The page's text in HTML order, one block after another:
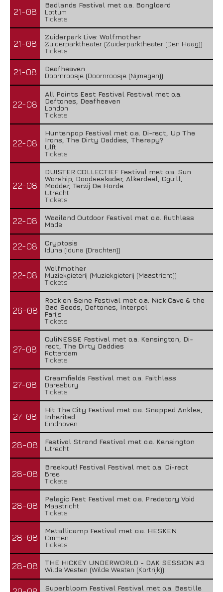
21-08
Badlands Festival met o.a. Bongloard
Lottum
Tickets
21-08
Zuiderpark Live: Wolfmother
Zuiderparktheater (Zuiderparktheater (Den Haag))
Tickets
21-08
Deafheaven
Doornroosje (Doornroosje (Nijmegen))
22-08
All Points East Festival Festival met o.a.
Deftones, Deafheaven
London
Tickets
22-08
Huntenpop Festival met o.a. Di-rect, Up The
Irons, The Dirty Daddies, Therapy?
Ulft
Tickets
22-08
DUISTER COLLECTIEF Festival met o.a. Sun
Worship, Doodseskader, Alkerdeel, Ggu:ll,
Modder, Terzij De Horde
Utrecht
Tickets
22-08
Waailand Outdoor Festival met o.a. Ruthless
Made
22-08
Cryptosis
Iduna (Iduna (Drachten))
22-08
Wolfmother
Muziekgieterij (Muziekgieterij (Maastricht))
Tickets
26-08
Rock en Seine Festival met o.a. Nick Cave & the
Bad Seeds, Deftones, Interpol
Parijs
Tickets
27-08
CuliNESSE Festival met o.a. Kensington, Di-
rect, The Dirty Daddies
Rotterdam
Tickets
27-08
Creamfields Festival met o.a. Faithless
Daresbury
Tickets
27-08
Hit The City Festival met o.a. Snapped Ankles,
Inherited
Eindhoven
28-08
Festival Strand Festival met o.a. Kensington
Utrecht
28-08
Breekout! Festival Festival met o.a. Di-rect
Bree
Tickets
28-08
Pelagic Fest Festival met o.a. Predatory Void
Maastricht
Tickets
28-08
Metallicamp Festival met o.a. HESKEN
Ommen
Tickets
28-08
THE HICKEY UNDERWORLD - DAK SESSION #3
Wilde Westen (Wilde Westen (Kortrijk))
Superbloom Festival Festival met o.a. Bastille